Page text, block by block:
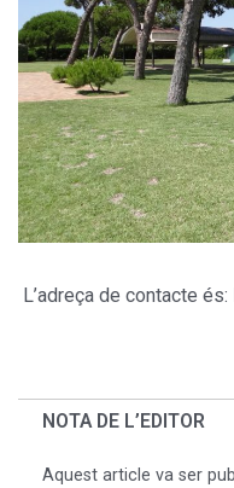
L’adreça de contacte
NOTA DE L’EDITOR
Aquest article va ser